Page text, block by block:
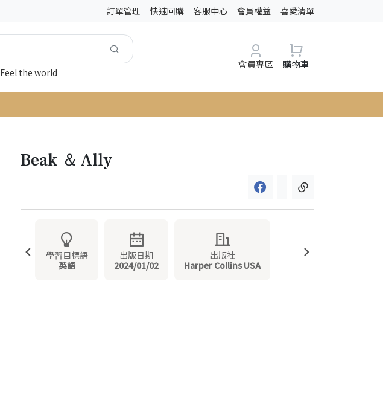
訂單管理 快速回購 客服中心 會員權益 喜愛清單
Feel the world
會員專區 購物車
Beak ＆ Ally
學習目標語
英語
出版日期
2024/01/02
出版社
Harper Collins USA